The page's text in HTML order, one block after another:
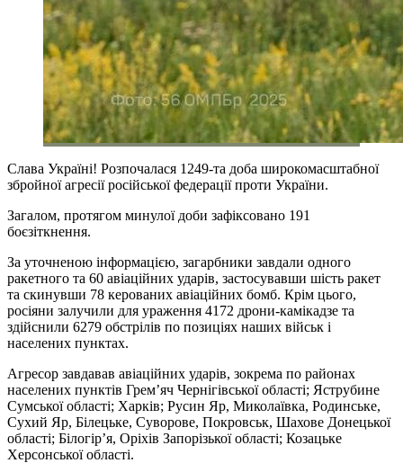
Слава Україні! Розпочалася 1249-та доба широкомасштабної
збройної агресії російської федерації проти України.
Загалом, протягом минулої доби зафіксовано 191
боєзіткнення.
За уточненою інформацією, загарбники завдали одного
ракетного та 60 авіаційних ударів, застосувавши шість ракет
та скинувши 78 керованих авіаційних бомб. Крім цього,
росіяни залучили для ураження 4172 дрони-камікадзе та
здійснили 6279 обстрілів по позиціях наших військ і
населених пунктах.
Агресор завдавав авіаційних ударів, зокрема по районах
населених пунктів Грем’яч Чернігівської області; Яструбине
Сумської області; Харків; Русин Яр, Миколаївка, Родинське,
Сухий Яр, Білецьке, Суворове, Покровськ, Шахове Донецької
області; Білогір’я, Оріхів Запорізької області; Козацьке
Херсонської області.